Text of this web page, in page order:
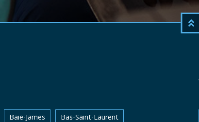
Baie-James Bas-Saint-Laurent